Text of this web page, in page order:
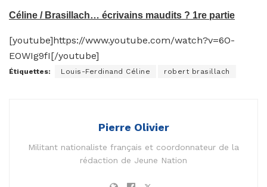
Céline / Brasillach… écrivains maudits ? 1re partie
[youtube]https://www.youtube.com/watch?v=6O-
EOWIg9fI[/youtube]
Étiquettes: Louis-Ferdinand Céline robert brasillach
Pierre Olivier
Militant nationaliste français et coordonnateur de la
rédaction de Jeune Nation